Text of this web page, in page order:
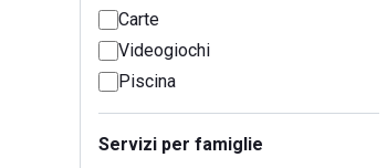
Carte
Videogiochi
Piscina
Servizi per famiglie